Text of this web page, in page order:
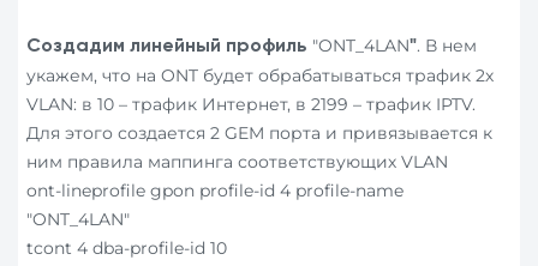
Создадим линейный профиль "ONT_4LAN". В нем
укажем, что на ONT будет обрабатываться трафик 2х
VLAN: в 10 – трафик Интернет, в 2199 – трафик IPTV.
Для этого создается 2 GEM порта и привязывается к
ним правила маппинга соответствующих VLAN
ont-lineprofile gpon profile-id 4 profile-name
"ONT_4LAN"
tcont 4 dba-profile-id 10